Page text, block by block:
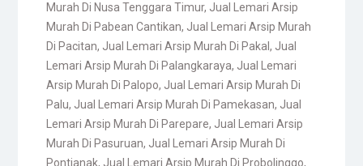
Murah Di Nusa Tenggara Timur, Jual Lemari Arsip
Murah Di Pabean Cantikan, Jual Lemari Arsip Murah
Di Pacitan, Jual Lemari Arsip Murah Di Pakal , Jual
Lemari Arsip Murah Di Palangkaraya, Jual Lemari
Arsip Murah Di Palopo, Jual Lemari Arsip Murah Di
Palu, Jual Lemari Arsip Murah Di Pamekasan, Jual
Lemari Arsip Murah Di Parepare, Jual Lemari Arsip
Murah Di Pasuruan, Jual Lemari Arsip Murah Di
Pontianak, Jual Lemari Arsip Murah Di Probolinggo,